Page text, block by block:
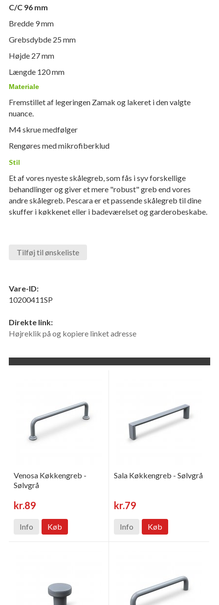
C/C 96 mm
Bredde 9 mm
Grebsdybde 25 mm
Højde 27 mm
Længde 120 mm
Materiale
Fremstillet af legeringen Zamak og lakeret i den valgte
nuance.
M4 skrue medfølger
Rengøres med mikrofiberklud
Stil
Et af vores nyeste skålegreb, som fås i syv forskellige
behandlinger og giver et mere "robust" greb end vores
andre skålegreb. Pescara er et passende skålegreb til dine
skuffer i køkkenet eller i badeværelset og garderobeskabe.
Tilføj til ønskeliste
Vare-ID:
10200411SP
Direkte link:
Højreklik på og kopiere linket adresse
Venosa Køkkengreb -
Sølvgrå
kr.89
Info Køb
Sala Køkkengreb - Sølvgrå
kr.79
Info Køb